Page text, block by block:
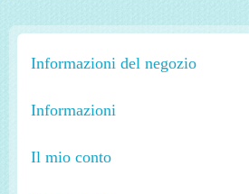
Informazioni del negozio
Informazioni
Il mio conto